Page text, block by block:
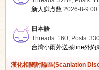
新人赚点数 2026-8-9
日本語
Threads: 160, Posts:
台灣小雨外送茶line外約
漢化相關討論區(Scanlation